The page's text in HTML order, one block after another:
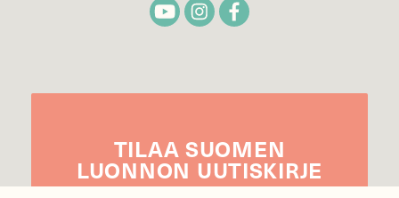
TILAA SUOMEN
LUONNON UUTIS­KIRJE